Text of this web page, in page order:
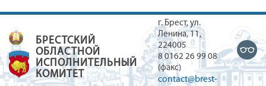
БРЕСТСКИЙ ОБЛАСТНОЙ
БРЕСТСКИЙ
ОБЛАСТНОЙ
ИСПОЛНИТЕЛЬНЫЙ
КОМИТЕТ
г. Брест, ул.
Ленина, 11,
224005
8 0162 26 99 08
(факс)
contact@brest-